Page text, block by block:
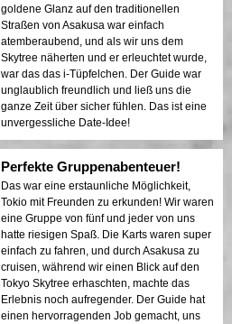
goldene Glanz auf den traditionellen
Straßen von Asakusa war einfach
atemberaubend, und als wir uns dem
Skytree näherten und er erleuchtet wurde,
war das das i-Tüpfelchen. Der Guide war
unglaublich freundlich und ließ uns die
ganze Zeit über sicher fühlen. Das ist eine
unvergessliche Date-Idee!
Perfekte Gruppenabenteuer!
Das war eine erstaunliche Möglichkeit,
Tokio mit Freunden zu erkunden! Wir waren
eine Gruppe von fünf und jeder von uns
hatte riesigen Spaß. Die Karts waren super
einfach zu fahren, und durch Asakusa zu
cruisen, während wir einen Blick auf den
Tokyo Skytree erhaschten, machte das
Erlebnis noch aufregender. Der Guide hat
einen hervorragenden Job gemacht, uns